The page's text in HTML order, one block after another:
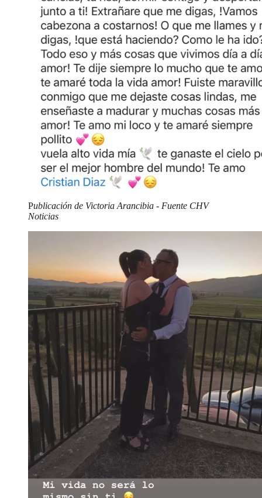
Publicación de Victoria Arancibia - Fuente CHV
Noticias